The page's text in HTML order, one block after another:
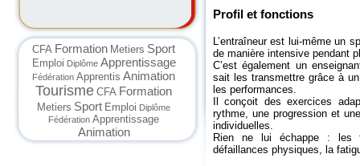
CFA Formation Metiers Sport
Emploi Diplôme Apprentissage
Fédération Apprentis Animation
Tourisme CFA Formation
Metiers Sport Emploi Diplôme
Fédération Apprentissage
Animation
Profil et fonctions
L’entraîneur est lui-même un
de manière intensive pendant
C’est également un
sait les transmettre grâce à
les performances.
Il conçoit des exercices
rythme, une progression et
individuelles.
Rien ne lui échappe : les
défaillances physiques, la